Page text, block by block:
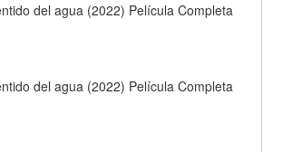
del agua (2022) Película Completa
del agua (2022) Película Completa